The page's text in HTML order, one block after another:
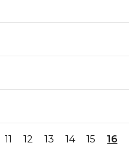
11 12 13 14 15 16